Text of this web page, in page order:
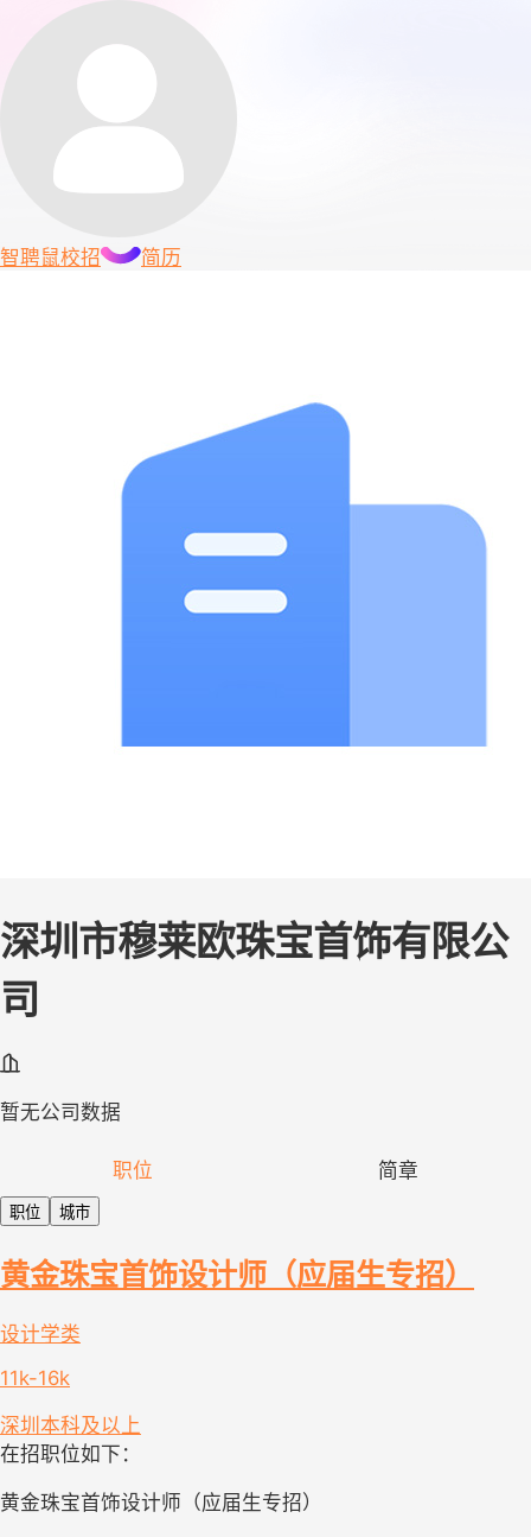
智聘鼠校招 简历
深圳市穆莱欧珠宝首饰有限公
司
暂无公司数据
职位 简章
职位 城市
黄金珠宝首饰设计师（应届生专招）
设计学类
11k-16k
深圳 本科及以上
在招职位如下：
黄金珠宝首饰设计师（应届生专招）